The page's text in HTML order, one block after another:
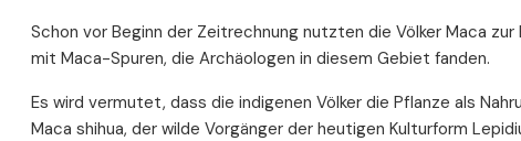
Schon vor Beginn der Zeitrechnung nutzten die Völker Maca
mit Maca-Spuren, die Archäologen in diesem Gebiet fanden.
Es wird vermutet, dass die indigenen Völker die Pflanze als
Maca shihua, der wilde Vorgänger der heutigen Kulturform